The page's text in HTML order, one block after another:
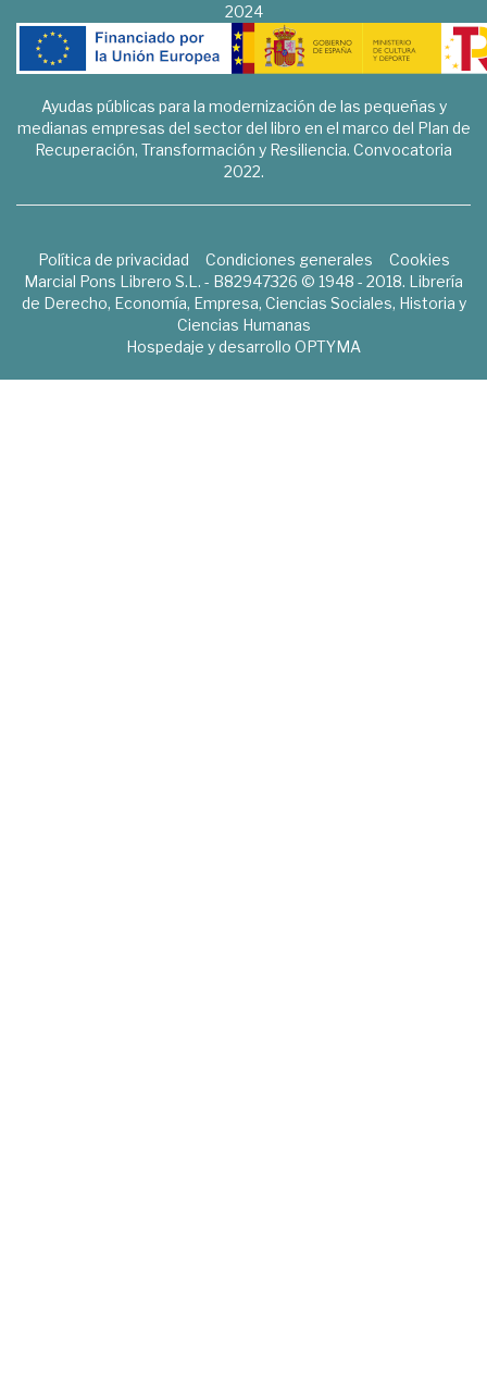
2024
Ayudas públicas para la modernización de las pequeñas y
medianas empresas del sector del libro en el marco del Plan de
Recuperación, Transformación y Resiliencia. Convocatoria
2022.
Política de privacidad Condiciones generales
Cookies
Marcial Pons Librero S.L. - B82947326 © 1948 - 2018. Librería
de Derecho, Economía, Empresa, Ciencias Sociales, Historia y
Ciencias Humanas
Hospedaje y desarrollo OPTYMA